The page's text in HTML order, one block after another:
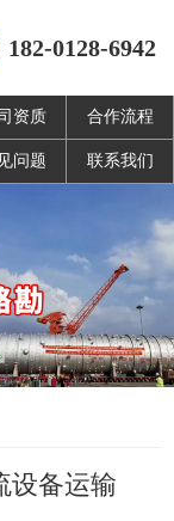
182-0128-6942
资质 合作流程
问题 联系我们
设备运输